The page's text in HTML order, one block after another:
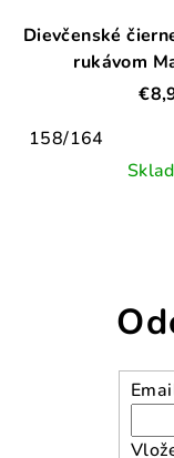
Dievčenské
rukávom
158/164